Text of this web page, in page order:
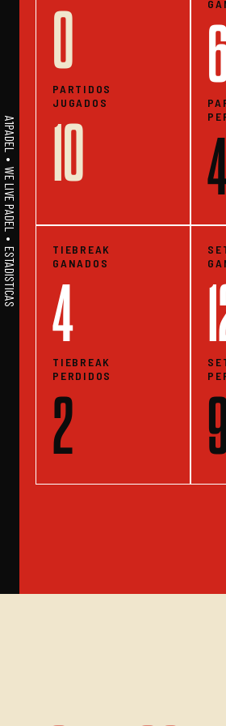
A1PADEL • WE LIVE PADEL • ESTADISTICAS
0
PARTIDOS
JUGADOS
10
TIEBREAK
GANADOS
4
TIEBREAK
PERDIDOS
2